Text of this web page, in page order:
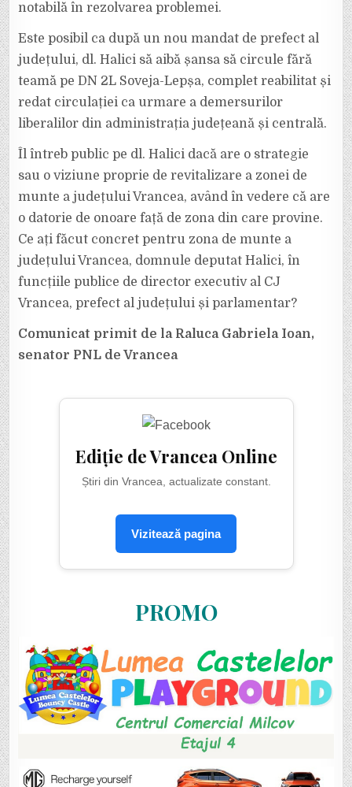
notabilă în rezolvarea problemei.
Este posibil ca după un nou mandat de prefect al
județului, dl. Halici să aibă șansa să circule fără
teamă pe DN 2L Soveja-Lepșa, complet reabilitat și
redat circulației ca urmare a demersurilor
liberalilor din administrația județeană și centrală.
Îl întreb public pe dl. Halici dacă are o strategie
sau o viziune proprie de revitalizare a zonei de
munte a județului Vrancea, având în vedere că are
o datorie de onoare față de zona din care provine.
Ce ați făcut concret pentru zona de munte a
județului Vrancea, domnule deputat Halici, în
funcțiile publice de director executiv al CJ
Vrancea, prefect al județului și parlamentar?
Comunicat primit de la Raluca Gabriela Ioan,
senator PNL de Vrancea
Ediție de Vrancea Online
Știri din Vrancea, actualizate constant.
Vizitează pagina
PROMO